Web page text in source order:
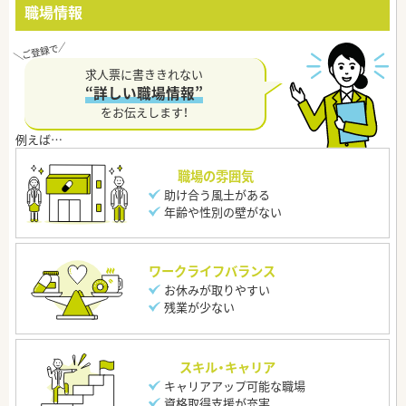
職場情報
求人票に書ききれない
“詳しい職場情報”
をお伝えします！
職場の雰囲気
助け合う風土がある
年齢や性別の壁がない
ワークライフバランス
お休みが取りやすい
残業が少ない
スキル・キャリア
キャリアアップ可能な職場